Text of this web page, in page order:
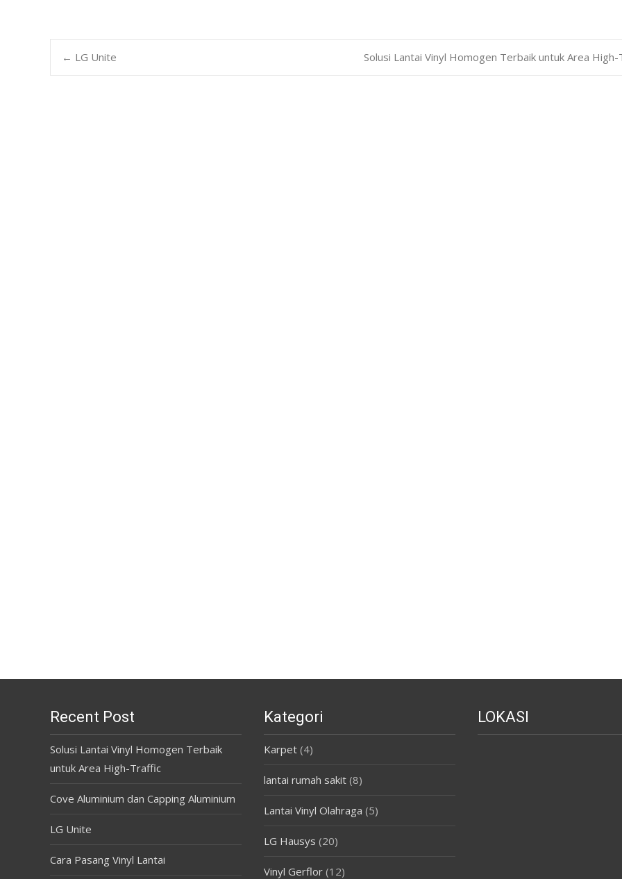
Post
← LG Unite Solusi Lantai Vinyl Homogen Terbaik untuk Area
Recent Post
Solusi Lantai Vinyl Homogen Terbaik
untuk Area High-Traffic
Cove Aluminium dan Capping Aluminium
LG Unite
Cara Pasang Vinyl Lantai
Kategori
Karpet (4)
lantai rumah sakit (8)
Lantai Vinyl Olahraga (5)
LG Hausys (20)
Vinyl Gerflor (12)
LOKASI